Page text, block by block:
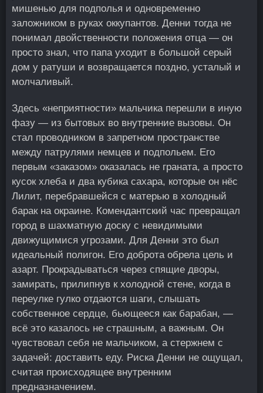
мишенью для подполья и одновременно
заложником в руках оккупантов. Денни тогда не
понимал двойственности положения отца — он
просто знал, что папа уходит в большой серый
дом у ратуши и возвращается поздно, усталый и
молчаливый.
Здесь «неприятности» мальчика перешли в иную
фазу — из бытовых во внутренние вызовы. Он
стал проводником в запретном пространстве
между патрулями немцев и подпольем. Его
первым «заказом» оказалась не граната, а просто
кусок хлеба и два кубика сахара, которые он нёс
Лилит, перебравшейся с матерью в холодный
барак на окраине. Комендантский час превращал
город в шахматную доску с невидимыми
движущимися угрозами. Для Денни это был
идеальный полигон. Его доброта обрела цель и
азарт. Прокрадываться через спящие дворы,
замирать, прилипнув к холодной стене, когда в
переулке гулко отдаются шаги, слышать
собственное сердце, бьющееся как барабан, —
всё это казалось не страшным, а важным. Он
чувствовал себя не мальчиком, а стержнем с
задачей: доставить еду. Риска Денни не ощущал,
считая происходящее внутренним
предназначением.